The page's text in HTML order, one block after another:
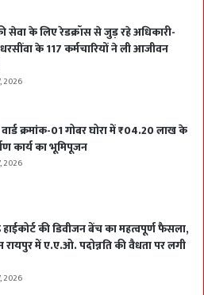
सेवा के लिए रेडक्रॉस से जुड़ रहे अधिकारी-
धरसींवा के 117 कर्मचारियों ने ली आजीवन
2026
क्रमांक-01 गोबर घोरा में ₹04.20 लाख के
कार्य का भूमिपूजन
2026
की डिवीजन बेंच का महत्वपूर्ण फैसला,
रायपुर में ए.ए.ओ. पदोन्नति की वैधता पर लगी
2026